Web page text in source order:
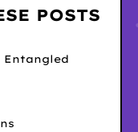
POSTS
Entangled